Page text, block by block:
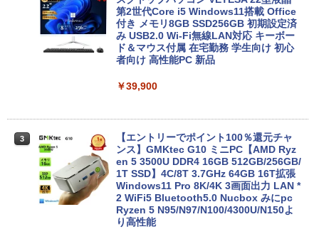
バッテリー搭載 高速SSD128GB メモリ4
G 15.6インチ DVDドライブ 無線LAN 中
古PC ノートパソコン 安心保証
￥17,800
bカメラ WiFi テンキー Windows11 中古
ノートパソコン
￥24,800
【マラソン限定価格】中古 HP 470 G7 C
第2世代Core i5 Windows11搭載 Office
付き メモリ8GB SSD256GB 初期設定済
み USB2.0 Wi-Fi無線LAN対応 キーボー
ド＆マウス付属 在宅勤務 学生向け 初心
者向け 高性能PC 新品
￥39,900
3
【エントリーでポイント100％還元チャ
ンス】GMKtec G10 ミニPC【AMD Ryz
en 5 3500U DDR4 16GB 512GB/256GB/
1T SSD】4C/8T 3.7GHz 64GB 16T拡張
Windows11 Pro 8K/4K 3画面出力 LAN *
2 WiFi5 Bluetooth5.0 Nucbox みにpc
Ryzen 5 N95/N97/N100/4300U/N150よ
り高性能